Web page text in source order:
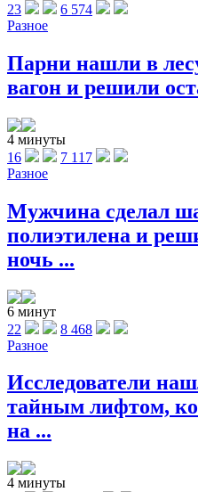
23
6 574
Разное
Парни нашли в
вагон и решили
4 минуты
16
7 117
Разное
Мужчина сделал
полиэтилена и
ночь ...
6 минут
22
8 468
Разное
Исследователи
тайным лифтом,
на ...
4 минуты